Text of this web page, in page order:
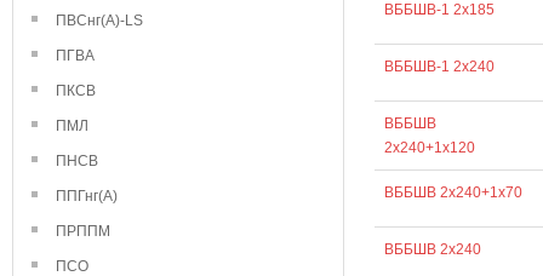
ПВСнг(А)-LS
ПГВА
ПКСВ
ПМЛ
ПНСВ
ППГнг(А)
ПРППМ
ПСО
ВББШВ-1 2х185
ВББШВ-1 2х240
ВББШВ
2х240+1х120
ВББШВ 2х240+1х70
ВББШВ 2х240